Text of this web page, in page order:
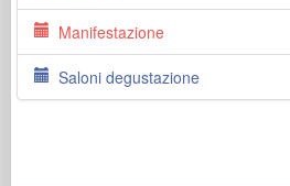
Manifestazione
Saloni degustazione